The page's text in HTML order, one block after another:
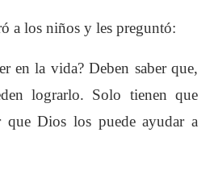
a los niños y les preguntó:
en la vida? Deben saber que,
lograrlo. Solo tienen que
que Dios los puede ayudar a